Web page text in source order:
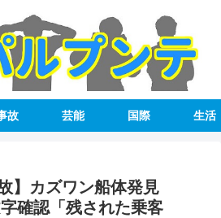
故 芸能 国際 生活
】カズワン船体発見
字確認「残された乗客